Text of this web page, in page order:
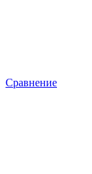
Сравнение